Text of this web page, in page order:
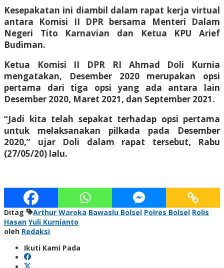
Kesepakatan ini diambil dalam rapat kerja virtual
antara Komisi II DPR bersama Menteri Dalam
Negeri Tito Karnavian dan Ketua KPU Arief
Budiman.
Ketua Komisi II DPR RI Ahmad Doli Kurnia
mengatakan, Desember 2020 merupakan opsi
pertama dari tiga opsi yang ada antara lain
Desember 2020, Maret 2021, dan September 2021.
“Jadi kita telah sepakat terhadap opsi pertama
untuk melaksanakan pilkada pada Desember
2020,” ujar Doli dalam rapat tersebut, Rabu
(27/05/20) lalu.
Ditag Arthur Waroka Bawaslu Bolsel Polres Bolsel Rolis
Hasan Yuli Kurnianto
oleh Redaksi
Ikuti Kami Pada